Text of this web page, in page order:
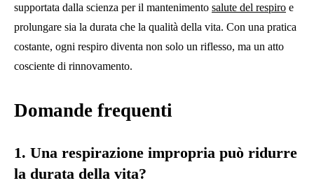
supportata dalla scienza per il mantenimento salute del respiro e
prolungare sia la durata che la qualità della vita. Con una pratica
costante, ogni respiro diventa non solo un riflesso, ma un atto
cosciente di rinnovamento.
Domande frequenti
1. Una respirazione impropria può ridurre
la durata della vita?